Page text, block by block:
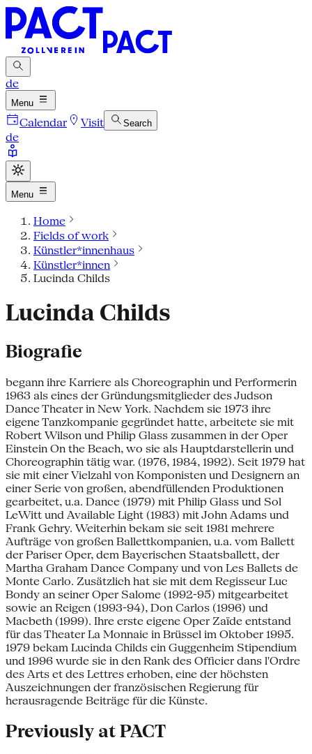
de
Menu
Calendar Visit Search
de
Menu
Home
Fields of work
Künstler*innenhaus
Künstler*innen
Lucinda Childs
Lucinda Childs
Biografie
begann ihre Karriere als Choreographin und Performerin
1963 als eines der Gründungsmitglieder des Judson
Dance Theater in New York. Nachdem sie 1973 ihre
eigene Tanzkompanie gegründet hatte, arbeitete sie mit
Robert Wilson und Philip Glass zusammen in der Oper
Einstein On the Beach, wo sie als Hauptdarstellerin und
Choreographin tätig war. (1976, 1984, 1992). Seit 1979 hat
sie mit einer Vielzahl von Komponisten und Designern an
einer Serie von großen, abendfüllenden Produktionen
gearbeitet, u.a. Dance (1979) mit Philip Glass und Sol
LeWitt und Available Light (1983) mit John Adams und
Frank Gehry. Weiterhin bekam sie seit 1981 mehrere
Aufträge von großen Ballettkompanien, u.a. vom Ballett
der Pariser Oper, dem Bayerischen Staatsballett, der
Martha Graham Dance Company und von Les Ballets de
Monte Carlo. Zusätzlich hat sie mit dem Regisseur Luc
Bondy an seiner Oper Salome (1992-95) mitgearbeitet
sowie an Reigen (1993-94), Don Carlos (1996) und
Macbeth (1999). Ihre erste eigene Oper Zaïde entstand
für das Theater La Monnaie in Brüssel im Oktober 1995.
1979 bekam Lucinda Childs ein Guggenheim Stipendium
und 1996 wurde sie in den Rank des Officier dans l'Ordre
des Arts et des Lettres erhoben, eine der höchsten
Auszeichnungen der französischen Regierung für
herausragende Beiträge für die Künste.
Previously at PACT